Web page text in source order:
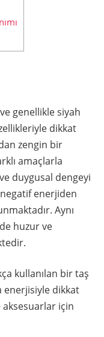
genellikle siyah
dikkat
zengin bir
amaçlarla
duygusal dengeyi
enerjiden
Aynı
huzur ve
kullanılan bir taş
enerjisiyle dikkat
aksesuarlar için